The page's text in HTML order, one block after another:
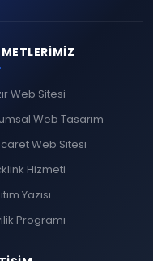
Web Sitesi
Web Tasarım
Web Sitesi
Hizmeti
Yazısı
Programı